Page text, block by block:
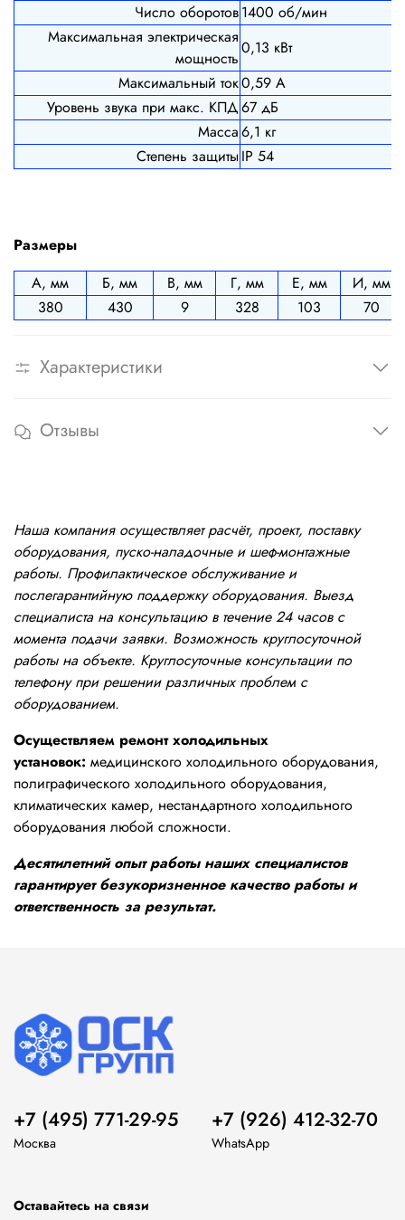
Число оборотов1400 об/мин
Максимальная электрическая
мощность
0,13 кВт
Максимальный ток0,59 А
Уровень звука при макс. КПД67 дБ
Масса6,1 кг
Степень защитыIP 54
Размеры
А, мм
Б, мм В, мм Г, мм Е, мм
И, мм
380
430 9 328 103 70
Характеристики
Отзывы
Наша компания осуществляет расчёт, проект, поставку
оборудования, пуско-наладочные и шеф-монтажные
работы. Профилактическое обслуживание и
послегарантийную поддержку оборудования. Выезд
специалиста на консультацию в течение 24 часов с
момента подачи заявки. Возможность круглосуточной
работы на объекте. Круглосуточные консультации по
телефону при решении различных проблем с
оборудованием.
Осуществляем ремонт холодильных
установок: медицинского холодильного оборудования,
полиграфического холодильного оборудования,
климатических камер, нестандартного холодильного
оборудования любой сложности.
Десятилетний опыт работы наших специалистов
гарантирует безукоризненное качество работы и
ответственность за результат.
+7 (495) 771-29-95
Москва
+7 (926) 412-32-70
WhatsApp
Оставайтесь на связи